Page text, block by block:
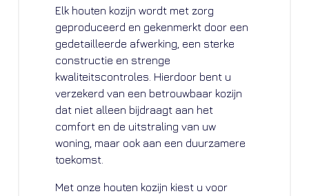
Elk houten kozijn wordt met zorg
geproduceerd en gekenmerkt door een
gedetailleerde afwerking, een sterke
constructie en strenge
kwaliteitscontroles. Hierdoor bent u
verzekerd van een betrouwbaar kozijn
dat niet alleen bijdraagt aan het
comfort en de uitstraling van uw
woning, maar ook aan een duurzamere
toekomst.
Met onze houten kozijn kiest u voor